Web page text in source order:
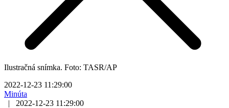
Ilustračná snímka. Foto: TASR/AP
2022-12-23 11:29:00
Minúta
|
2022-12-23 11:29:00